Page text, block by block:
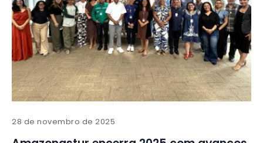
28 de novembro de 2025